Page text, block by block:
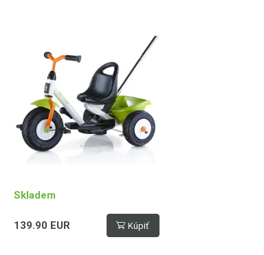
Skladem
139.90 EUR Kúpiť